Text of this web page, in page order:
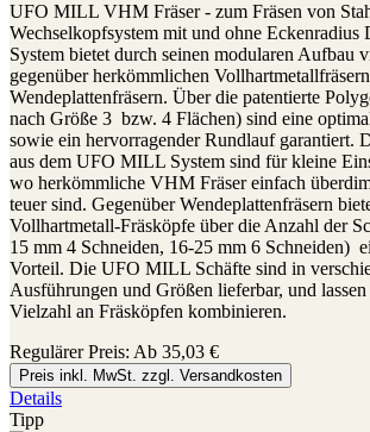
UFO MILL VHM Fräser - zum Fräsen von
Wechselkopfsystem mit und ohne
System bietet durch seinen modularen Aufbau
gegenüber herkömmlichen
Wendeplattenfräsern. Über die patentierte
nach Größe 3 bzw. 4 Flächen) sind eine
sowie ein hervorragender Rundlauf garantiert.
aus dem UFO MILL System sind für kleine
wo herkömmliche VHM Fräser einfach
teuer sind. Gegenüber Wendeplattenfräsern
Vollhartmetall-Fräsköpfe über die Anzahl der
15 mm 4 Schneiden, 16-25 mm 6 Schneiden)
Vorteil. Die UFO MILL Schäfte sind in
Ausführungen und Größen lieferbar, und
Vielzahl an Fräsköpfen kombinieren.
Regulärer Preis: Ab 35,03 €
Preis inkl. MwSt. zzgl. Versandkosten
Details
Tipp